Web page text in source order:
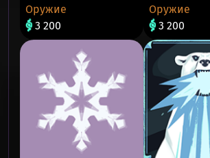
Оружие
3 200
Оружие
3 200